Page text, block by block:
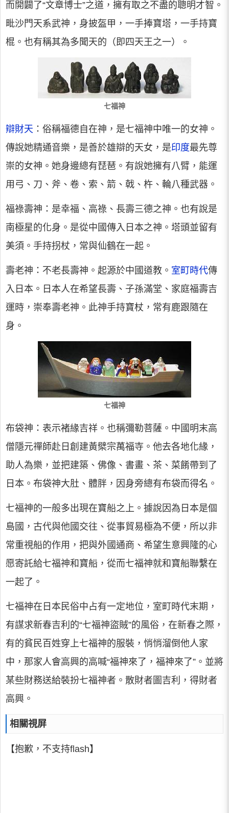
而開闢了“文章博士”之道，擁有取之不盡的聰明才智。
毗沙門天系武神，身披盔甲，一手捧寶塔，一手持寶
棍。也有稱其為多聞天的（即四天王之一）。
七福神
辯財天 ：俗稱福德自在神，是七福神中唯一的女神。
傳說她精通音樂，是善於雄辯的天女，是印度最先尊
崇的女神。她身邊總有琵琶。有說她擁有八臂，能運
用弓、刀、斧、卷、索、箭、戟、杵、輪八種武器。
福祿壽神：是幸福、高祿、長壽三德之神。也有說是
南極星的化身。是從中國傳入日本之神。塔頭並留有
美須。手持拐杖，常與仙鶴在一起。
壽老神：不老長壽神。起源於中國道教。 室町時代傳
入日本。日本人在希望長壽、子孫滿堂、家庭福壽吉
運時，崇奉壽老神。此神手持寶杖，常有鹿跟隨在
身。
七福神
布袋神：表示褚緣吉祥。也稱彌勒菩薩。中國明末高
僧隱元禪師赴日創建黃檗宗萬福寺。他去各地化緣，
助人為樂，並把建築、佛像、書畫、茶、菜餚帶到了
日本。布袋神大肚、體胖，因身旁總有布袋而得名。
七福神的一般多出現在寶船之上。據說因為日本是個
島國，古代與他國交往、從事貿易極為不便，所以非
常重視船的作用，把與外國通商、希望生意興隆的心
愿寄託給七福神和寶船，從而七福神就和寶船聯繫在
一起了。
七福神在日本民俗中占有一定地位，室町時代末期，
有謀求新春吉利的“七福神盜賊”的風俗，在新春之際，
有的貧民百姓穿上七福神的服裝，悄悄溜倒他人家
中，那家人會高興的高喊“福神來了，福神來了”。並將
某些財務送給裝扮七福神者。散財者圖吉利，得財者
高興。
相關視屏
【抱歉，不支持flash】